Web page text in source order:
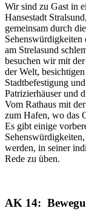
Wir sind zu Gast in
Hansestadt
gemeinsam durch
Sehenswürdigkeiten
am Strelasund
besuchen wir mit
der Welt,
Stadtbefestigung
Patrizierhäuser und
Vom Rathaus mit
zum Hafen, wo das
Es gibt einige
werden, in seiner
Rede zu üben.
AK 14: